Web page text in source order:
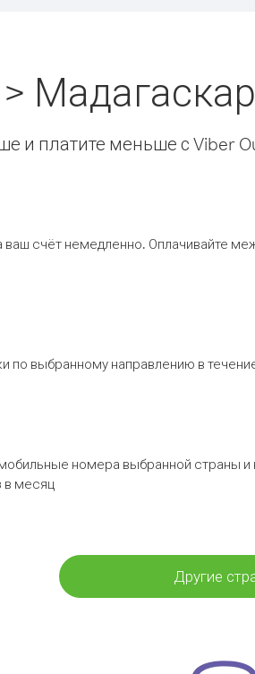
и платите меньше с Viber
ваш счёт немедленно. Оплачивайте
по выбранному направлению в
номера выбранной страны и
в месяц
Другие